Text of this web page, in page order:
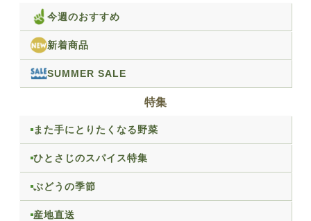
今週のおすすめ
新着商品
SUMMER SALE
特集
また手にとりたくなる野菜
ひとさじのスパイス特集
ぶどうの季節
産地直送